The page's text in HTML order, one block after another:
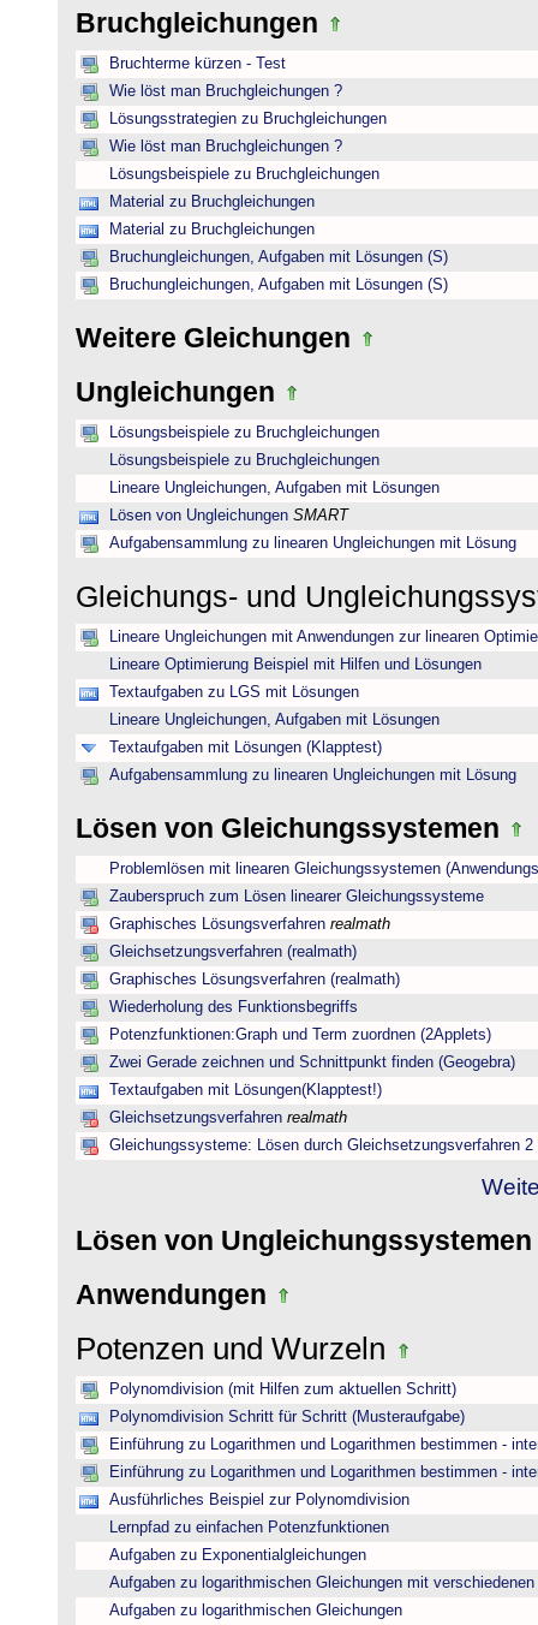
Bruchgleichungen
Bruchterme kürzen - Test
Wie löst man Bruchgleichungen ?
Lösungsstrategien zu Bruchgleichungen
Wie löst man Bruchgleichungen ?
Lösungsbeispiele zu Bruchgleichungen
Material zu Bruchgleichungen
Material zu Bruchgleichungen
Bruchungleichungen, Aufgaben mit Lösungen (S)
Bruchungleichungen, Aufgaben mit Lösungen (S)
Weitere Gleichungen
Ungleichungen
Lösungsbeispiele zu Bruchgleichungen
Lösungsbeispiele zu Bruchgleichungen
Lineare Ungleichungen, Aufgaben mit Lösungen
Lösen von Ungleichungen SMART
Aufgabensammlung zu linearen Ungleichungen mit Lösung
Gleichungs- und
Lineare Ungleichungen mit Anwendungen zur linearen
Lineare Optimierung Beispiel mit Hilfen und Lösungen
Textaufgaben zu LGS mit Lösungen
Lineare Ungleichungen, Aufgaben mit Lösungen
Textaufgaben mit Lösungen (Klapptest)
Aufgabensammlung zu linearen Ungleichungen mit Lösung
Lösen von Gleichungssystemen
Problemlösen mit linearen Gleichungssystemen
Zauberspruch zum Lösen linearer Gleichungssysteme
Graphisches Lösungsverfahren realmath
Gleichsetzungsverfahren (realmath)
Graphisches Lösungsverfahren (realmath)
Wiederholung des Funktionsbegriffs
Potenzfunktionen:Graph und Term zuordnen (2Applets)
Zwei Gerade zeichnen und Schnittpunkt finden (Geogebra)
Textaufgaben mit Lösungen(Klapptest!)
Gleichsetzungsverfahren realmath
Gleichungssysteme: Lösen durch Gleichsetzungsverfahren 2
Lösen von Ungleichungssystemen
Anwendungen
Potenzen und Wurzeln
Polynomdivision (mit Hilfen zum aktuellen Schritt)
Polynomdivision Schritt für Schritt (Musteraufgabe)
Einführung zu Logarithmen und Logarithmen bestimmen -
Einführung zu Logarithmen und Logarithmen bestimmen -
Ausführliches Beispiel zur Polynomdivision
Lernpfad zu einfachen Potenzfunktionen
Aufgaben zu Exponentialgleichungen
Aufgaben zu logarithmischen Gleichungen mit verschiedenen
Aufgaben zu logarithmischen Gleichungen